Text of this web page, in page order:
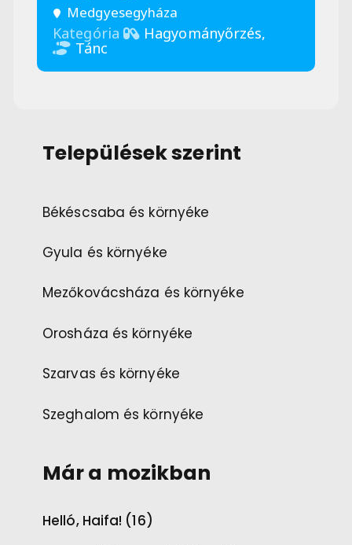
Medgyesegyháza
Kategória Hagyományőrzés,
Tánc
Települések szerint
Békéscsaba és környéke
Gyula és környéke
Mezőkovácsháza és környéke
Orosháza és környéke
Szarvas és környéke
Szeghalom és környéke
Már a mozikban
Helló, Haifa! (16)